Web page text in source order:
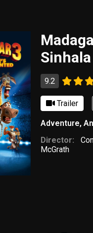
9.2
Trailer
Adventure,
Director:
McGrath